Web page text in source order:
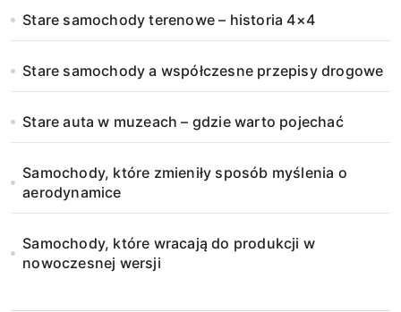
Stare samochody terenowe – historia 4×4
Stare samochody a współczesne przepisy drogowe
Stare auta w muzeach – gdzie warto pojechać
Samochody, które zmieniły sposób myślenia o
aerodynamice
Samochody, które wracają do produkcji w
nowoczesnej wersji